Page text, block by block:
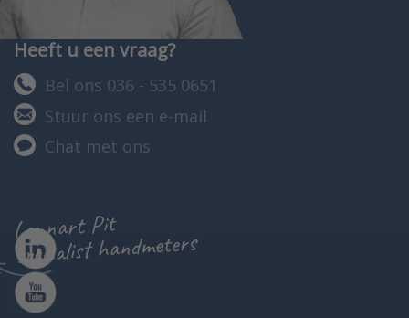
Heeft u een vraag?
Bel ons 036 - 535 0651
Stuur ons een e-mail
Chat met ons
Lennart Pit
specialist handmeters